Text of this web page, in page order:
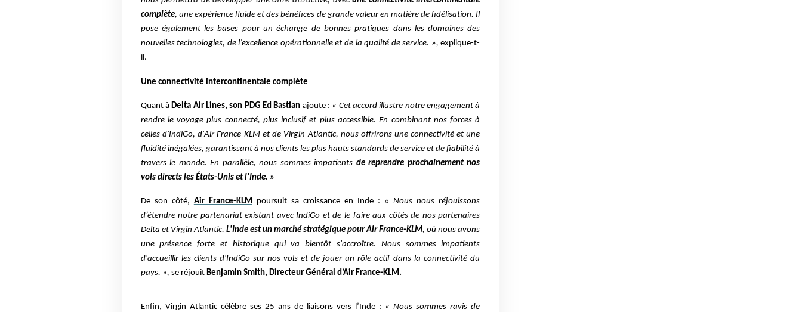
complète, une expérience fluide et des bénéfices de grande valeur en matière de fidélisation. Il
pose également les bases pour un échange de bonnes pratiques dans les domaines des
nouvelles technologies, de l’excellence opérationnelle et de la qualité de service. », explique-t-
il.
Une connectivité intercontinentale complète
Quant àDelta Air Lines, son PDG Ed Bastian ajoute : « Cet accord illustre notre engagement à
rendre le voyage plus connecté, plus inclusif et plus accessible. En combinant nos forces à
celles d'IndiGo, d'Air France-KLM et de Virgin Atlantic, nous offrirons une connectivité et une
fluidité inégalées, garantissant à nos clients les plus hauts standards de service et de fiabilité à
travers le monde. En parallèle, nous sommes impatients de reprendre prochainement nos
vols directs les États-Unis et l'Inde. »
De son côté, Air France-KLMpoursuit sa croissance en Inde : « Nous nous réjouissons
d’étendre notre partenariat existant avec IndiGo et de le faire aux côtés de nos partenaires
Delta et Virgin Atlantic. L'Inde est un marché stratégique pour Air France-KLM, où nous avons
une présence forte et historique qui va bientôt s'accroître. Nous sommes impatients
d'accueillir les clients d'IndiGo sur nos vols et de jouer un rôle actif dans la connectivité du
pays. », se réjouit Benjamin Smith, Directeur Général d’Air France-KLM.
Enfin, Virgin Atlantic célèbre ses 25 ans de liaisons vers l’Inde : « Nous sommes ravis de